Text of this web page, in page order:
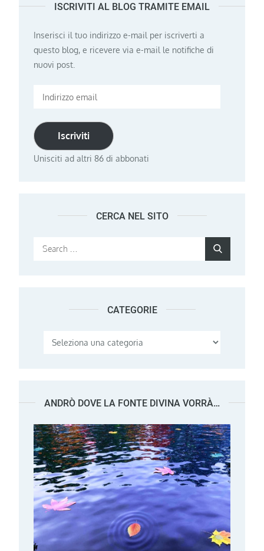
ISCRIVITI AL BLOG TRAMITE EMAIL
Inserisci il tuo indirizzo e-mail per iscriverti a
questo blog, e ricevere via e-mail le notifiche di
nuovi post.
Indirizzo
Iscriviti
Unisciti ad altri 86 di abbonati
CERCA NEL SITO
Search
CATEGORIE
Categorie
ANDRÒ DOVE LA FONTE DIVINA VORRÀ…